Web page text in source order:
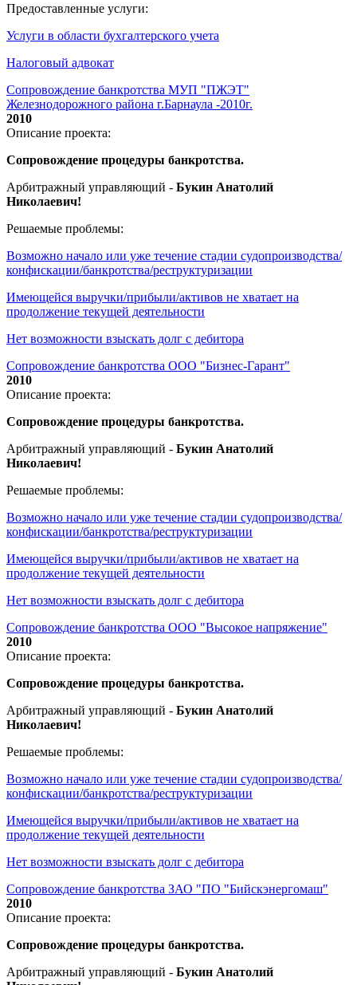
Предоставленные услуги:
Услуги в области бухгалтерского учета
Налоговый адвокат
Сопровождение банкротства МУП "ПЖЭТ"
Железнодорожного района г.Барнаула -2010г.
2010
Описание проекта:
Сопровождение процедуры банкротства.
Арбитражный управляющий - Букин Анатолий
Николаевич!
Решаемые проблемы:
Возможно начало или уже течение стадии судопроизводства/
конфискации/банкротства/реструктуризации
Имеющейся выручки/прибыли/активов не хватает на
продолжение текущей деятельности
Нет возможности взыскать долг с дебитора
Сопровождение банкротства ООО "Бизнес-Гарант"
2010
Описание проекта:
Сопровождение процедуры банкротства.
Арбитражный управляющий - Букин Анатолий
Николаевич!
Решаемые проблемы:
Возможно начало или уже течение стадии судопроизводства/
конфискации/банкротства/реструктуризации
Имеющейся выручки/прибыли/активов не хватает на
продолжение текущей деятельности
Нет возможности взыскать долг с дебитора
Сопровождение банкротства ООО "Высокое напряжение"
2010
Описание проекта:
Сопровождение процедуры банкротства.
Арбитражный управляющий - Букин Анатолий
Николаевич!
Решаемые проблемы:
Возможно начало или уже течение стадии судопроизводства/
конфискации/банкротства/реструктуризации
Имеющейся выручки/прибыли/активов не хватает на
продолжение текущей деятельности
Нет возможности взыскать долг с дебитора
Сопровождение банкротства ЗАО "ПО "Бийскэнергомаш"
2010
Описание проекта:
Сопровождение процедуры банкротства.
Арбитражный управляющий - Букин Анатолий